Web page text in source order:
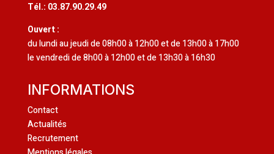
Tél.: 03.87.90.29.49
Ouvert :
du lundi au jeudi de 08h00 à 12h00 et de 13h00 à 17h00
le vendredi de 8h00 à 12h00 et de 13h30 à 16h30
INFORMATIONS
Contact
Actualités
Recrutement